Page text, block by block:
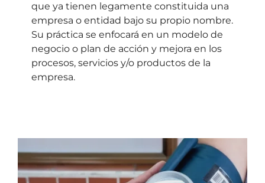
que ya tienen legamente constituida una
empresa o entidad bajo su propio nombre.
Su práctica se enfocará en un modelo de
negocio o plan de acción y mejora en los
procesos, servicios y/o productos de la
empresa.